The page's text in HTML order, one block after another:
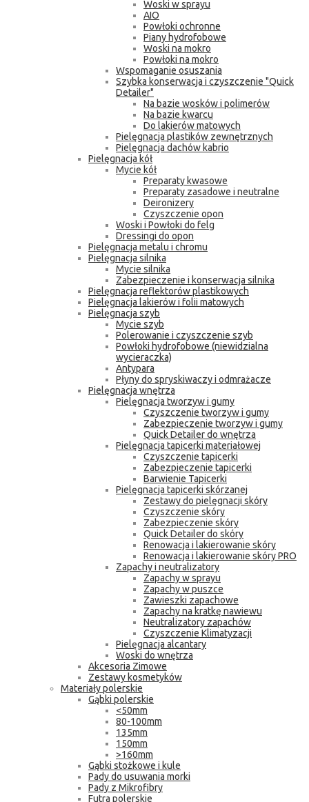
Woski w sprayu
AIO
Powłoki ochronne
Piany hydrofobowe
Woski na mokro
Powłoki na mokro
Wspomaganie osuszania
Szybka konserwacja i czyszczenie "Quick
Detailer"
Na bazie wosków i polimerów
Na bazie kwarcu
Do lakierów matowych
Pielęgnacja plastików zewnętrznych
Pielęgnacja dachów kabrio
Pielęgnacja kół
Mycie kół
Preparaty kwasowe
Preparaty zasadowe i neutralne
Deironizery
Czyszczenie opon
Woski i Powłoki do felg
Dressingi do opon
Pielęgnacja metalu i chromu
Pielęgnacja silnika
Mycie silnika
Zabezpieczenie i konserwacja silnika
Pielęgnacja reflektorów plastikowych
Pielęgnacja lakierów i folii matowych
Pielęgnacja szyb
Mycie szyb
Polerowanie i czyszczenie szyb
Powłoki hydrofobowe (niewidzialna
wycieraczka)
Antypara
Płyny do spryskiwaczy i odmrażacze
Pielęgnacja wnętrza
Pielęgnacja tworzyw i gumy
Czyszczenie tworzyw i gumy
Zabezpieczenie tworzyw i gumy
Quick Detailer do wnętrza
Pielęgnacja tapicerki materiałowej
Czyszczenie tapicerki
Zabezpieczenie tapicerki
Barwienie Tapicerki
Pielęgnacja tapicerki skórzanej
Zestawy do pielęgnacji skóry
Czyszczenie skóry
Zabezpieczenie skóry
Quick Detailer do skóry
Renowacja i lakierowanie skóry
Renowacja i lakierowanie skóry PRO
Zapachy i neutralizatory
Zapachy w sprayu
Zapachy w puszce
Zawieszki zapachowe
Zapachy na kratkę nawiewu
Neutralizatory zapachów
Czyszczenie Klimatyzacji
Pielęgnacja alcantary
Woski do wnętrza
Akcesoria Zimowe
Zestawy kosmetyków
Materiały polerskie
Gąbki polerskie
<50mm
80-100mm
135mm
150mm
>160mm
Gąbki stożkowe i kule
Pady do usuwania morki
Pady z Mikrofibry
Futra polerskie